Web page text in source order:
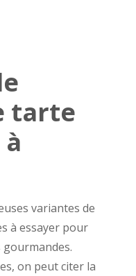
tarte
variantes de
à essayer pour
on peut citer la